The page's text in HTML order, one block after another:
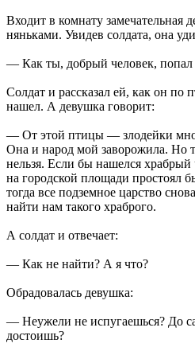
Входит в комнату замечательная
няньками. Увидев солдата, она
— Как ты, добрый человек, попал
Солдат и рассказал ей, как он по
нашел. А девушка говорит:
— От этой птицы — злодейки
Она и народ мой заворожила. Но
нельзя. Если бы нашелся
на городской площади простоял
тогда все подземное царство
найти нам такого храброго.
А солдат и отвечает:
— Как не найти? А я что?
Обрадовалась девушка:
— Неужели не испугаешься? До
достоишь?